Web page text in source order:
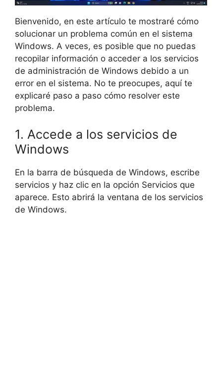
Bienvenido, en este artículo te mostraré cómo
solucionar un problema común en el sistema
Windows. A veces, es posible que no puedas
recopilar información o acceder a los servicios
de administración de Windows debido a un
error en el sistema. No te preocupes, aquí te
explicaré paso a paso cómo resolver este
problema.
1. Accede a los servicios de
Windows
En la barra de búsqueda de Windows, escribe
servicios y haz clic en la opción Servicios que
aparece. Esto abrirá la ventana de los servicios
de Windows.